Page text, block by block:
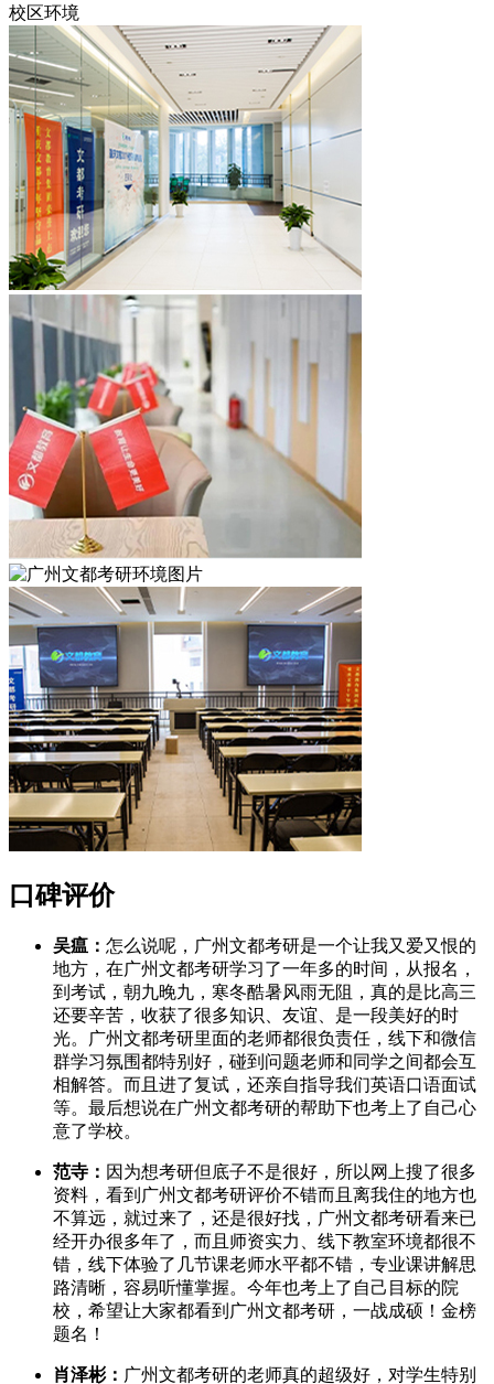
校区环境
口碑评价
吴瘟： 怎么说呢，广州文都考研是一个让我又爱又恨的
地方，在广州文都考研学习了一年多的时间，从报名，
到考试，朝九晚九，寒冬酷暑风雨无阻，真的是比高三
还要辛苦，收获了很多知识、友谊、是一段美好的时
光。广州文都考研里面的老师都很负责任，线下和微信
群学习氛围都特别好，碰到问题老师和同学之间都会互
相解答。而且进了复试，还亲自指导我们英语口语面试
等。最后想说在广州文都考研的帮助下也考上了自己心
意了学校。
范寺： 因为想考研但底子不是很好，所以网上搜了很多
资料，看到广州文都考研评价不错而且离我住的地方也
不算远，就过来了，还是很好找，广州文都考研看来已
经开办很多年了，而且师资实力、线下教室环境都很不
错，线下体验了几节课老师水平都不错，专业课讲解思
路清晰，容易听懂掌握。今年也考上了自己目标的院
校，希望让大家都看到广州文都考研，一战成硕！金榜
题名！
肖泽彬： 广州文都考研的老师真的超级好，对学生特别